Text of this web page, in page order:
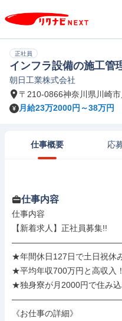
正社員
インフラ設備の施工管
朝日工業株式会社
〒210-0866神奈川県川崎
月給23万2000円～38万円
仕事概要 応
仕事内容
仕事内容
【新着求人】正社員募集!!
★年間休日127日で土日祝休
★平均年収700万円と高収入！
★独身寮が月2000円で住み込
《お仕事の詳細》